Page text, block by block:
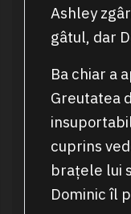
Ashley
gâtul, dar
Ba chiar a
Greutatea
cuprins
brațele lui
Dominic îl